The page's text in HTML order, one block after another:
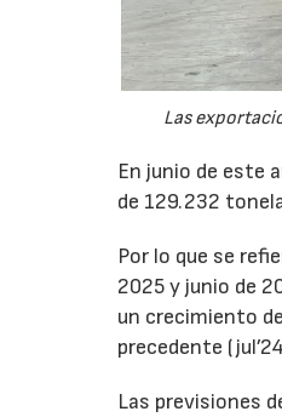
Las
En junio de este
de 129.232
Por lo que se
2025 y junio de
un crecimiento
precedente
Las previsiones